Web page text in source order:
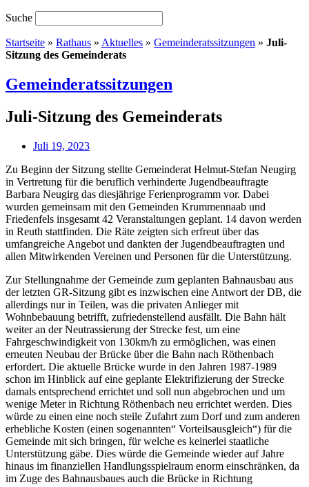
Suche
Startseite » Rathaus » Aktuelles » Gemeinderatssitzungen » Juli-
Sitzung des Gemeinderats
Gemeinderatssitzungen
Juli-Sitzung des Gemeinderats
Juli 19, 2023
Zu Beginn der Sitzung stellte Gemeinderat Helmut-Stefan Neugirg
in Vertretung für die beruflich verhinderte Jugendbeauftragte
Barbara Neugirg das diesjährige Ferienprogramm vor. Dabei
wurden gemeinsam mit den Gemeinden Krummennaab und
Friedenfels insgesamt 42 Veranstaltungen geplant. 14 davon werden
in Reuth stattfinden. Die Räte zeigten sich erfreut über das
umfangreiche Angebot und dankten der Jugendbeauftragten und
allen Mitwirkenden Vereinen und Personen für die Unterstützung.
Zur Stellungnahme der Gemeinde zum geplanten Bahnausbau aus
der letzten GR-Sitzung gibt es inzwischen eine Antwort der DB, die
allerdings nur in Teilen, was die privaten Anlieger mit
Wohnbebauung betrifft, zufriedenstellend ausfällt. Die Bahn hält
weiter an der Neutrassierung der Strecke fest, um eine
Fahrgeschwindigkeit von 130km/h zu ermöglichen, was einen
erneuten Neubau der Brücke über die Bahn nach Röthenbach
erfordert. Die aktuelle Brücke wurde in den Jahren 1987-1989
schon im Hinblick auf eine geplante Elektrifizierung der Strecke
damals entsprechend errichtet und soll nun abgebrochen und um
wenige Meter in Richtung Röthenbach neu errichtet werden. Dies
würde zu einen eine noch steile Zufahrt zum Dorf und zum anderen
erhebliche Kosten (einen sogenannten“ Vorteilsausgleich“) für die
Gemeinde mit sich bringen, für welche es keinerlei staatliche
Unterstützung gäbe. Dies würde die Gemeinde wieder auf Jahre
hinaus im finanziellen Handlungsspielraum enorm einschränken, da
im Zuge des Bahnausbaues auch die Brücke in Richtung